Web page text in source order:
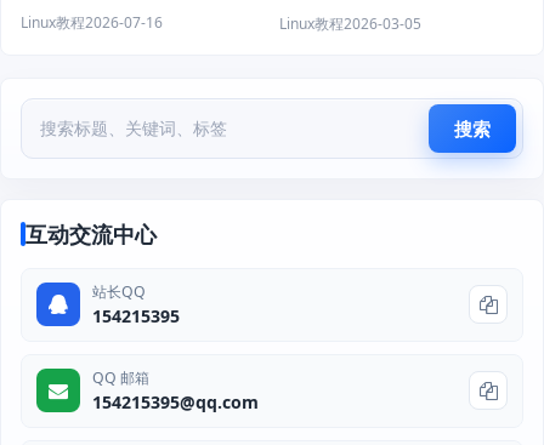
Linux教程2026-07-16 Linux教程2026-03-05
搜索
互动交流中心
站长QQ
154215395
QQ 邮箱
154215395@qq.com